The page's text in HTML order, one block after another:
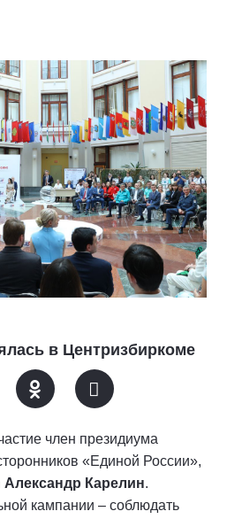
в Центризбиркоме
член президиума
«Единой России»,
Александр Карелин.
кампании – соблюдать